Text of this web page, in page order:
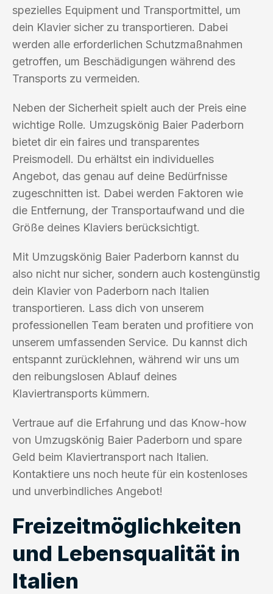
spezielles Equipment und Transportmittel, um
dein Klavier sicher zu transportieren. Dabei
werden alle erforderlichen Schutzmaßnahmen
getroffen, um Beschädigungen während des
Transports zu vermeiden.
Neben der Sicherheit spielt auch der Preis eine
wichtige Rolle. Umzugskönig Baier Paderborn
bietet dir ein faires und transparentes
Preismodell. Du erhältst ein individuelles
Angebot, das genau auf deine Bedürfnisse
zugeschnitten ist. Dabei werden Faktoren wie
die Entfernung, der Transportaufwand und die
Größe deines Klaviers berücksichtigt.
Mit Umzugskönig Baier Paderborn kannst du
also nicht nur sicher, sondern auch kostengünstig
dein Klavier von Paderborn nach Italien
transportieren. Lass dich von unserem
professionellen Team beraten und profitiere von
unserem umfassenden Service. Du kannst dich
entspannt zurücklehnen, während wir uns um
den reibungslosen Ablauf deines
Klaviertransports kümmern.
Vertraue auf die Erfahrung und das Know-how
von Umzugskönig Baier Paderborn und spare
Geld beim Klaviertransport nach Italien.
Kontaktiere uns noch heute für ein kostenloses
und unverbindliches Angebot!
Freizeitmöglichkeiten
und Lebensqualität in
Italien